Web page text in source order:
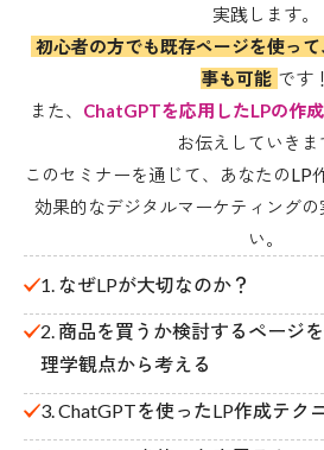
実践します。
初心者の方でも既存ページを使っ
事も可能 です！
また、 ChatGPTを応用したLPの作
お伝えしていきま
このセミナーを通じて、あなたのLP
効果的なデジタルマーケティング
い。
1. なぜLPが大切なのか？
2. 商品を買うか検討するページ
理学観点から考える
3. ChatGPTを使ったLP作成テク